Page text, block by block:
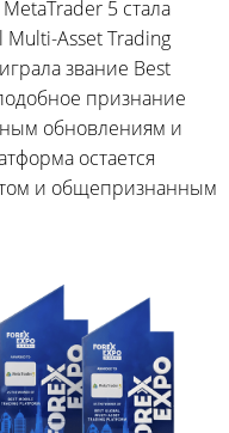
5 стала
Asset Trading
звание Best
признание
обновлениям и
остается
и общепризнанным